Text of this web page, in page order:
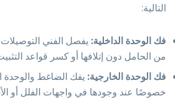
التالية:
فك الوحدة الداخلية: يفصل الفني
من الحامل دون إتلافها أو كسر قواعد
فك الوحدة الخارجية: يفك الضاغط والوحدة
خصوصًا عند وجودها في واجهات الفلل أو